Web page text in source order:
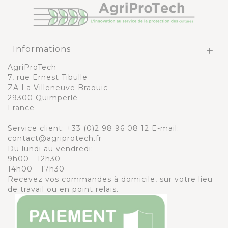
Informations 
AgriProTech
7, rue Ernest Tibulle
ZA La Villeneuve Braouic
29300 Quimperlé
France
Service client: +33 (0)2 98 96 08 12 E-mail:
contact@agriprotech.fr
Du lundi au vendredi:
9h00 - 12h30
14h00 - 17h30
Recevez vos commandes à domicile, sur votre lieu
de travail ou en point relais.